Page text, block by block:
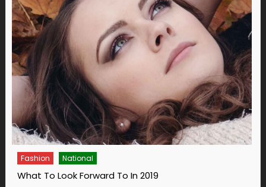
Fashion
14 Ways To Bring Wellness Into Your Life In 2019